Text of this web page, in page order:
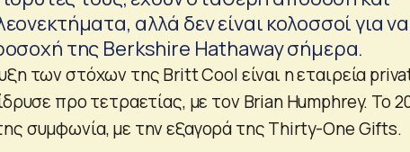
αλλά δεν είναι κολοσσοί για να
της Berkshire Hathaway σήμερα.
των στόχων της Britt Cool είναι η εταιρεία
προ τετραετίας, με τον Brian Humphrey. Το
συμφωνία, με την εξαγορά της Thirty-One Gifts.